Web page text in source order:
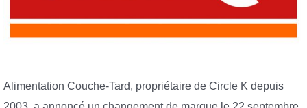
Alimentation Couche-Tard, propriétaire de Circle K depuis